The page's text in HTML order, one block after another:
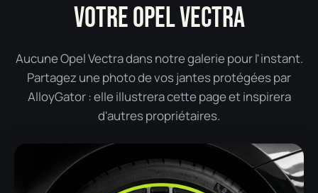
VOTRE OPEL VECTRA
Aucune Opel Vectra dans notre galerie pour l'instant.
Partagez une photo de vos jantes protégées par
AlloyGator : elle illustrera cette page et inspirera
d'autres propriétaires.